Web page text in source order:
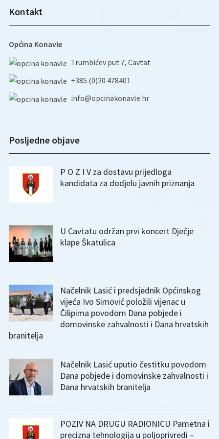
Kontakt
Općina Konavle
Trumbićev put 7, Cavtat
+385 (0)20 478401
info@opcinakonavle.hr
Posljedne objave
P O Z I V za dostavu prijedloga
kandidata za dodjelu javnih priznanja
U Cavtatu održan prvi koncert Dječje
klape Škatulica
Načelnik Lasić i predsjednik Općinskog
vijeća Ivo Simović položili vijenac u
Čilipima povodom Dana pobjede i
domovinske zahvalnosti i Dana hrvatskih
branitelja
Načelnik Lasić uputio čestitku povodom
Dana pobjede i domovinske zahvalnosti i
Dana hrvatskih branitelja
POZIV NA DRUGU RADIONICU Pametna i
precizna tehnologija u poljoprivredi –